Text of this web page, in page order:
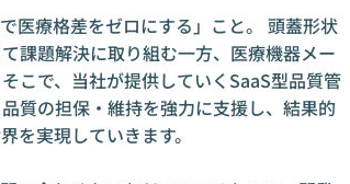
医療格差をゼロにする」こと。 頭蓋形状
課題解決に取り組む一方、医療機器メー
こで、当社が提供していくSaaS型品質管
質の担保・維持を強力に支援し、結果的
を実現していきます。